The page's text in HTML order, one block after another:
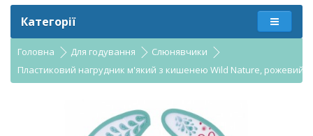
Категорії
Головна Для годування
Слюнявчики
Пластиковий нагрудник м'який з кишенею Wild Nature, рожевий -